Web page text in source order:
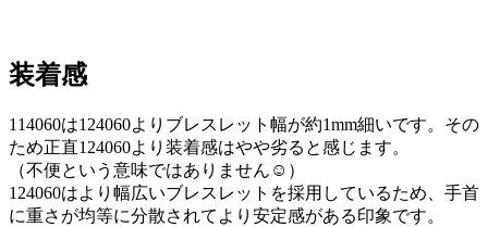
装着感
114060は124060よりブレスレット幅が約1mm細いです。その
ため正直124060より装着感はやや劣ると感じます。
（不便という意味ではありません☺）
124060はより幅広いブレスレットを採用しているため、手首
に重さが均等に分散されてより安定感がある印象です。